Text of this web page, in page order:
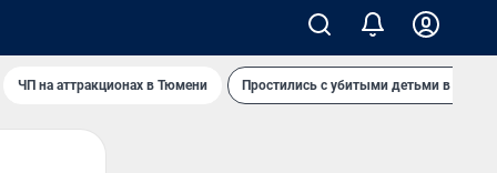
ЧП на аттракционах в Тюмени Простились с убитыми детьми в